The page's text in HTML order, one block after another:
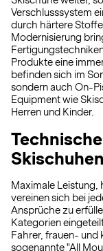
Verschlusssystem
durch härtere
Modernisierung
Produkte eine
befinden sich im
sondern auch On-
Equipment wie
Herren und Kinder.
Skischuhen
Maximale
vereinen sich bei
Ansprüche zu
Kategorien
Fahrer, frauen- und
sogenannte "All